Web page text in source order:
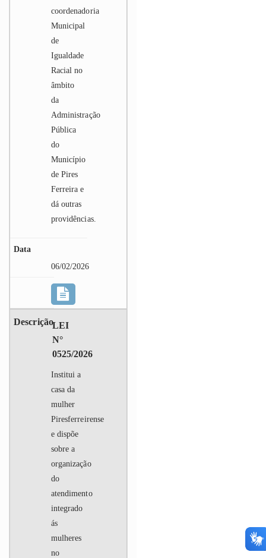
coordenadoria
Municipal
de
Igualdade
Racial no
âmbito
da
Administração
Pública
do
Município
de Pires
Ferreira e
dá outras
providências.
06/02/2026
LEI
N°
0525/2026
Institui a
casa da
mulher
Piresferreirense
e dispõe
sobre a
organização
do
atendimento
integrado
ás
mulheres
no